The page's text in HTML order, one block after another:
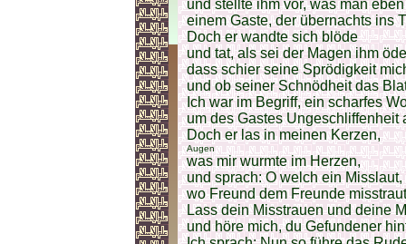
und stellte ihm vor, was man
einem Gaste, der übernachts ins
Doch er wandte sich blöde
und tat, als sei der Magen ihm
dass schier seine Sprödigkeit
und ob seiner Schnödheit das
Ich war im Begriff, ein scharfes
um des Gastes Ungeschliffenheit
Doch er las in meinen Kerzen,
Augen
was mir wurmte im Herzen,
und sprach: O welch ein Misslaut,
wo Freund dem Freunde
Lass dein Misstrauen und deine
und höre mich, du Gefundener